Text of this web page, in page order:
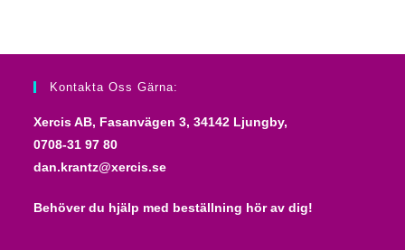
Kontakta Oss Gärna:
Xercis AB, Fasanvägen 3, 34142 Ljungby,
0708-31 97 80
dan.krantz@xercis.se
Behöver du hjälp med beställning hör av dig!